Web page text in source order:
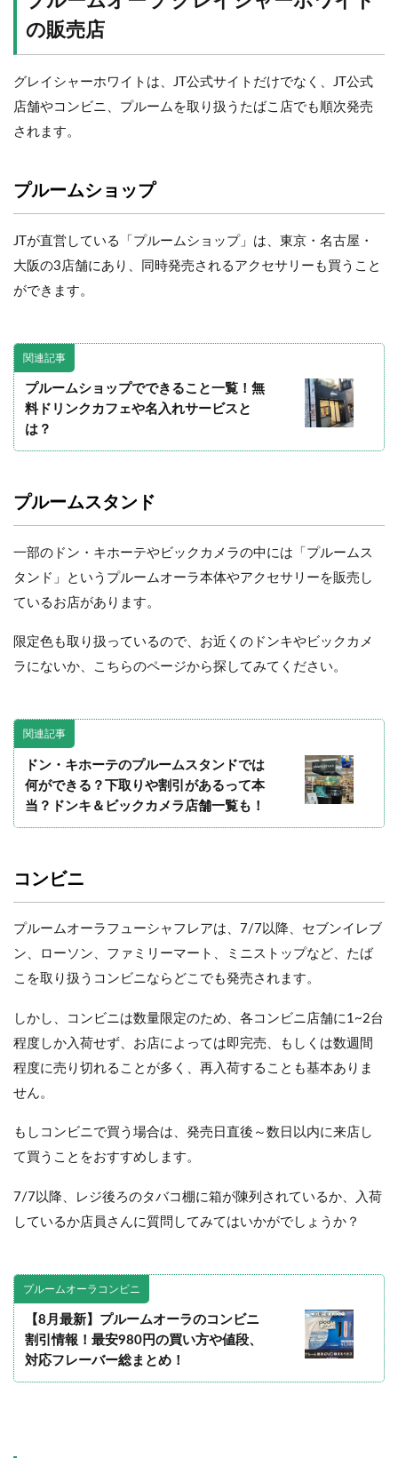
の販売店
グレイシャーホワイトは、JT公式サイトだけでなく、JT公式
店舗やコンビニ、プルームを取り扱うたばこ店でも順次発売
されます。
プルームショップ
JTが直営している「プルームショップ」は、東京・名古屋・
大阪の3店舗にあり、同時発売されるアクセサリーも買うこと
ができます。
関連記事
プルームショップでできること一覧！無
料ドリンクカフェや名入れサービスと
は？
プルームスタンド
一部のドン・キホーテやビックカメラの中には「プルームス
タンド」というプルームオーラ本体やアクセサリーを販売し
ているお店があります。
限定色も取り扱っているので、お近くのドンキやビックカメ
ラにないか、こちらのページから探してみてください。
関連記事
ドン・キホーテのプルームスタンドでは
何ができる？下取りや割引があるって本
当？ドンキ＆ビックカメラ店舗一覧も！
コンビニ
プルームオーラフューシャフレアは、7/7以降、セブンイレブ
ン、ローソン、ファミリーマート、ミニストップなど、たば
こを取り扱うコンビニならどこでも発売されます。
しかし、コンビニは数量限定のため、各コンビニ店舗に1~2台
程度しか入荷せず、お店によっては即完売、もしくは数週間
程度に売り切れることが多く、再入荷することも基本ありま
せん。
もしコンビニで買う場合は、発売日直後～数日以内に来店し
て買うことをおすすめします。
7/7以降、レジ後ろのタバコ棚に箱が陳列されているか、入荷
しているか店員さんに質問してみてはいかがでしょうか？
プルームオーラコンビニ
【8月最新】プルームオーラのコンビニ
割引情報！最安980円の買い方や値段、
対応フレーバー総まとめ！